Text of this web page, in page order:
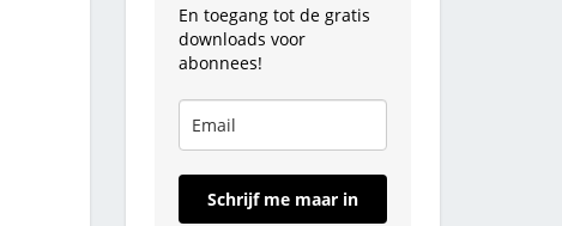
En toegang tot de gratis
downloads voor
abonnees!
Schrijf me maar in